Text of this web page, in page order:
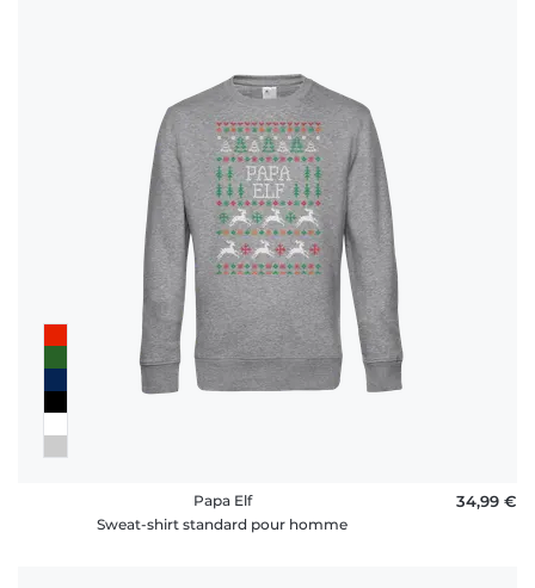
Papa Elf
Sweat-shirt standard pour homme
34,99 €